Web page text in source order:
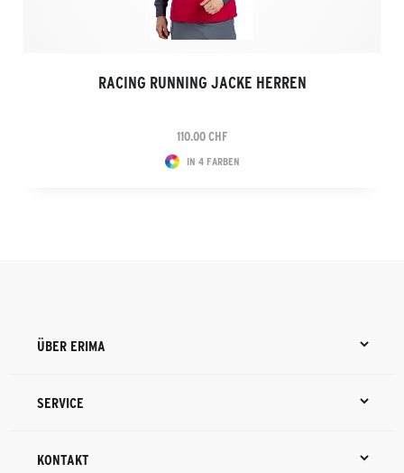
RACING RUNNING JACKE HERREN
110.00 CHF
IN 4 FARBEN
ÜBER ERIMA
SERVICE
KONTAKT